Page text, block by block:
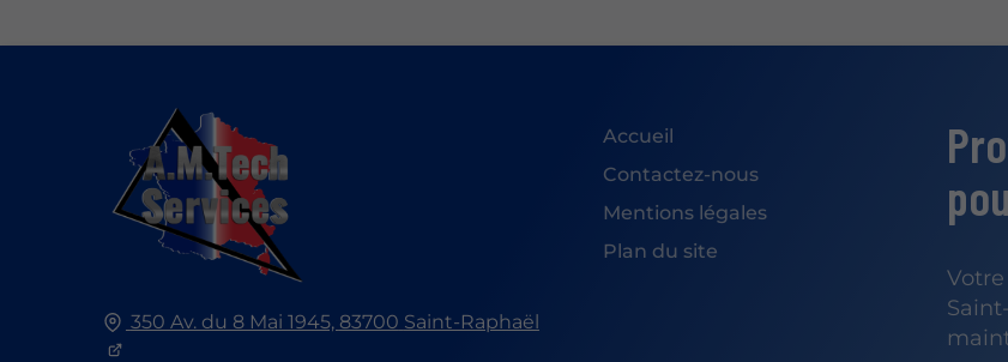
350 Av. du 8 Mai 1945, 83700 Saint-Raphaël
Accueil
Contactez-nous
Mentions légales
Plan du site